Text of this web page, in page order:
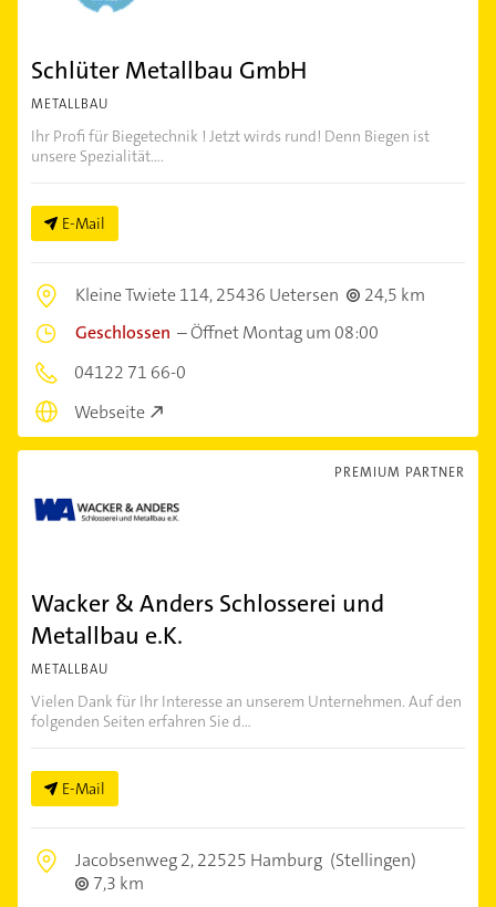
Schlüter Metallbau GmbH
METALLBAU
Ihr Profi für Biegetechnik ! Jetzt wirds rund! Denn Biegen ist
unsere Spezialität....
E-Mail
Kleine Twiete 114,25436 Uetersen
24,5 km
Geschlossen –Öffnet Montag um 08:00
04122 71 66-0
Webseite
PREMIUM PARTNER
Wacker & Anders Schlosserei und
Metallbau e.K.
METALLBAU
Vielen Dank für Ihr Interesse an unserem Unternehmen. Auf den
folgenden Seiten erfahren Sie d...
E-Mail
Jacobsenweg 2,22525 Hamburg (Stellingen)
7,3 km